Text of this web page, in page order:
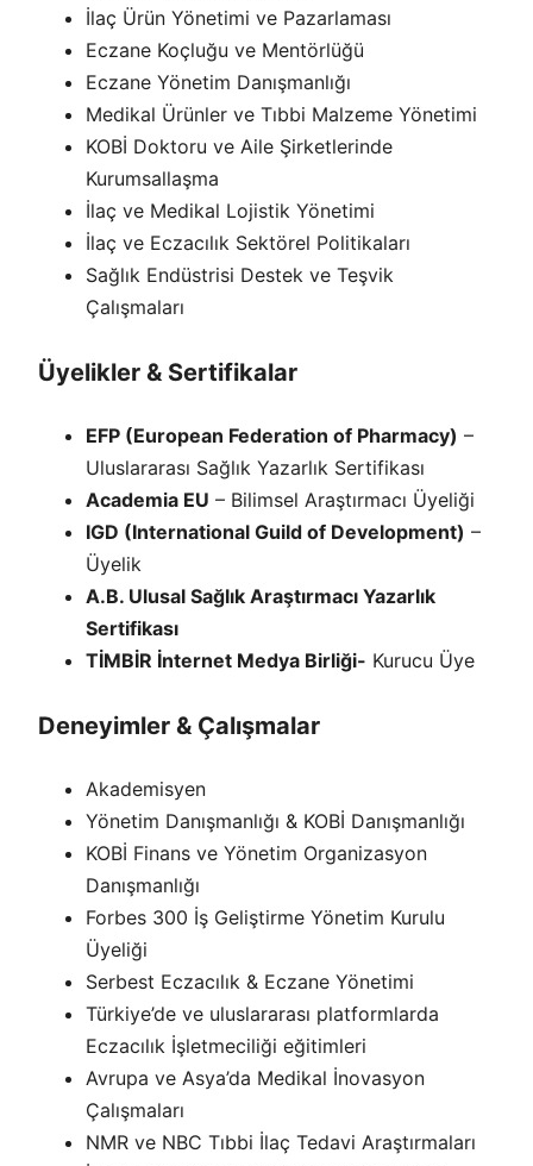
İlaç Ürün Yönetimi ve Pazarlaması
Eczane Koçluğu ve Mentörlüğü
Eczane Yönetim Danışmanlığı
Medikal Ürünler ve Tıbbi Malzeme Yönetimi
KOBİ Doktoru ve Aile Şirketlerinde
Kurumsallaşma
İlaç ve Medikal Lojistik Yönetimi
İlaç ve Eczacılık Sektörel Politikaları
Sağlık Endüstrisi Destek ve Teşvik
Çalışmaları
Üyelikler & Sertifikalar
EFP (European Federation of Pharmacy) –
Uluslararası Sağlık Yazarlık Sertifikası
Academia EU – Bilimsel Araştırmacı Üyeliği
IGD (International Guild of Development) –
Üyelik
A.B. Ulusal Sağlık Araştırmacı Yazarlık
Sertifikası
TİMBİR İnternet Medya Birliği- Kurucu Üye
Deneyimler & Çalışmalar
Akademisyen
Yönetim Danışmanlığı & KOBİ Danışmanlığı
KOBİ Finans ve Yönetim Organizasyon
Danışmanlığı
Forbes 300 İş Geliştirme Yönetim Kurulu
Üyeliği
Serbest Eczacılık & Eczane Yönetimi
Türkiye’de ve uluslararası platformlarda
Eczacılık İşletmeciliği eğitimleri
Avrupa ve Asya’da Medikal İnovasyon
Çalışmaları
NMR ve NBC Tıbbi İlaç Tedavi Araştırmaları